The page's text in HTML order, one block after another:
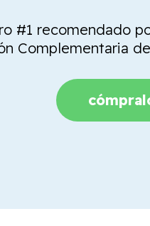
#1 recomendado
Complementaria